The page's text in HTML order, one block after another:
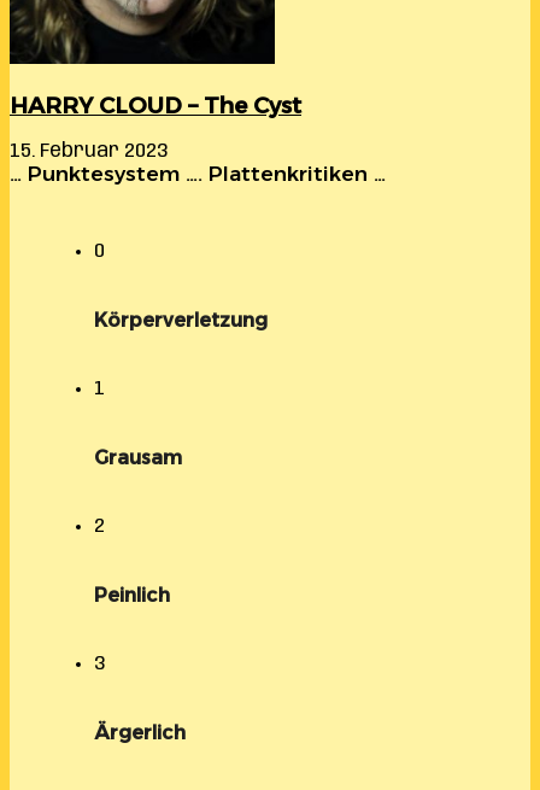
HARRY CLOUD – The Cyst
15. Februar 2023
… Punktesystem …. Plattenkritiken …
0
Körperverletzung
1
Grausam
2
Peinlich
3
Ärgerlich